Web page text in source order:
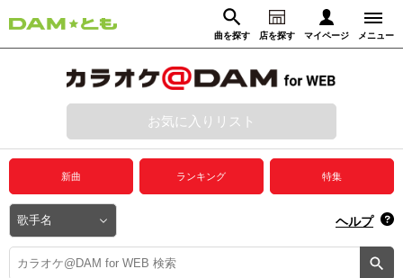
曲を探す 店を探す マイページ メニュー
動画からさがす 録音からさがす
ログイン
プレミアムサービス
DAM★とも動画
DAM★とも録音
お気に入りリスト
新曲 ランキング 特集
ヘルプ